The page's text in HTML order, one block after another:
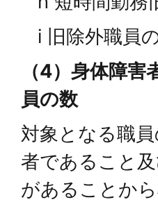
i 旧除外職員
（4）身体障
員の数
対象となる職
者であること
があることか